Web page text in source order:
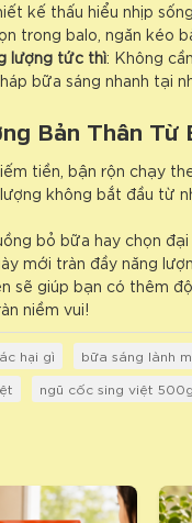
kế thấu hiểu nhịp
trong balo, ngăn kéo
lượng tức thì: Không
bữa sáng nhanh tại
Bản Thân Từ
tiền, bận rộn chạy
không bắt đầu từ
bỏ bữa hay chọn
mới tràn đầy năng
sẽ giúp bạn có thêm
niềm vui!
hại gì bữa sáng lành
ngũ cốc sing việt 500g